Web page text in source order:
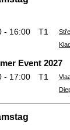
- 16:00 T1
Event 2027
- 17:00 T1